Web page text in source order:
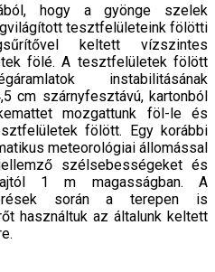
hogy a gyönge szelek
tesztfelülete­ink fölötti
keltett vízszin­tes
fölé. A tesztfelületek fölött
instabilitásának
cm szárnyfesztávú, kartonból
mozgattunk föl-le és
fölött. Egy korábbi
meteo­rológiai állomással
szélsebességeket és
1 m magasságban. A
során a terepen is
használtuk az általunk keltett